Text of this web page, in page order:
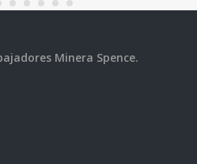
Minera Spence.